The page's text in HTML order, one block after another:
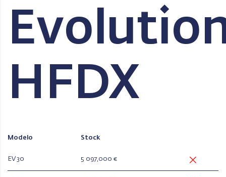
HFDX
Modelo Stock
EV 30 5 097,000 €